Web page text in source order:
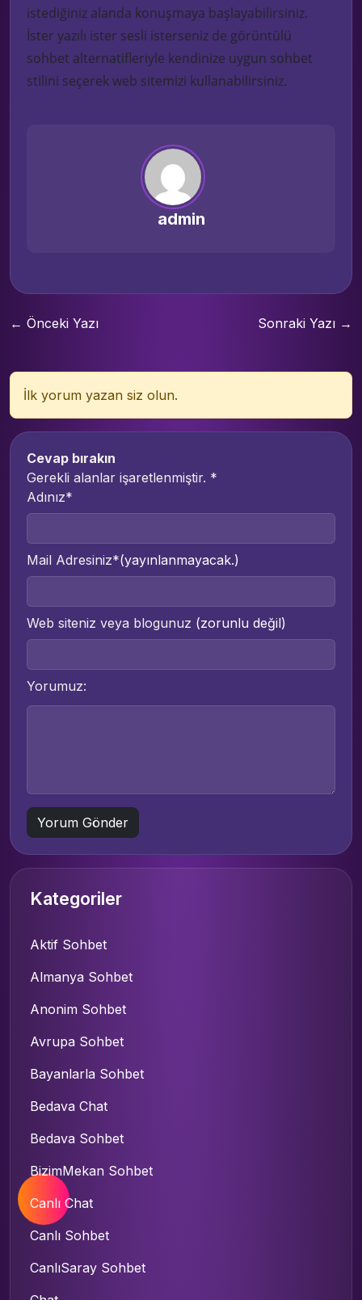
istediğiniz alanda konuşmaya başlayabilirsiniz.
İster yazılı ister sesli isterseniz de görüntülü
sohbet alternatifleriyle kendinize uygun sohbet
stilini seçerek web sitemizi kullanabilirsiniz.
admin
← Önceki Yazı Sonraki Yazı →
İlk yorum yazan siz olun.
Cevap bırakın
Gerekli alanlar işaretlenmiştir. *
Adınız*
Mail Adresiniz*(yayınlanmayacak.)
Web siteniz veya blogunuz (zorunlu değil)
Yorumuz:
Kategoriler
Aktif Sohbet
Almanya Sohbet
Anonim Sohbet
Avrupa Sohbet
Bayanlarla Sohbet
Bedava Chat
Bedava Sohbet
BizimMekan Sohbet
Canlı Chat
Canlı Sohbet
CanlıSaray Sohbet